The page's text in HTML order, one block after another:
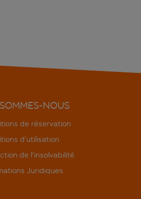
NOUS
de réservation
d’utilisation
de l'insolvabilité
Juridiques